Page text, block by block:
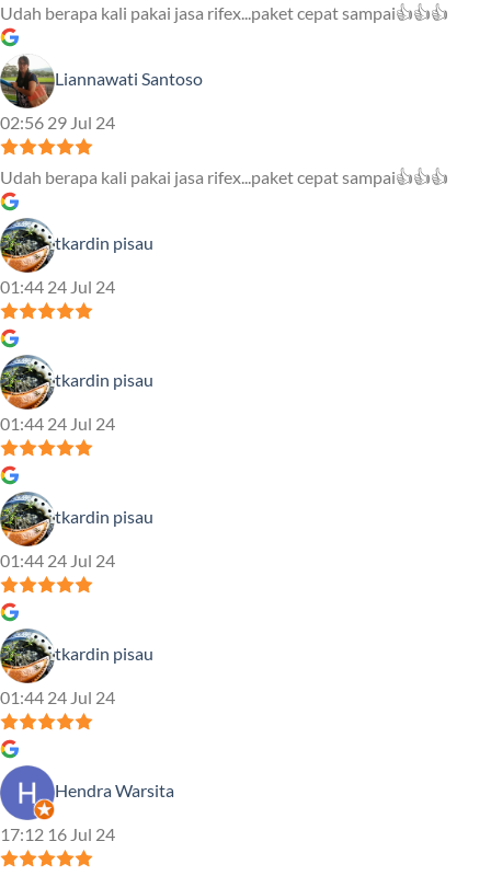
Udah berapa kali pakai jasa rifex...paket cepat sampai👍👍👍
Liannawati Santoso
02:56 29 Jul 24
Udah berapa kali pakai jasa rifex...paket cepat sampai👍👍👍
tkardin pisau
01:44 24 Jul 24
tkardin pisau
01:44 24 Jul 24
tkardin pisau
01:44 24 Jul 24
tkardin pisau
01:44 24 Jul 24
Hendra Warsita
17:12 16 Jul 24